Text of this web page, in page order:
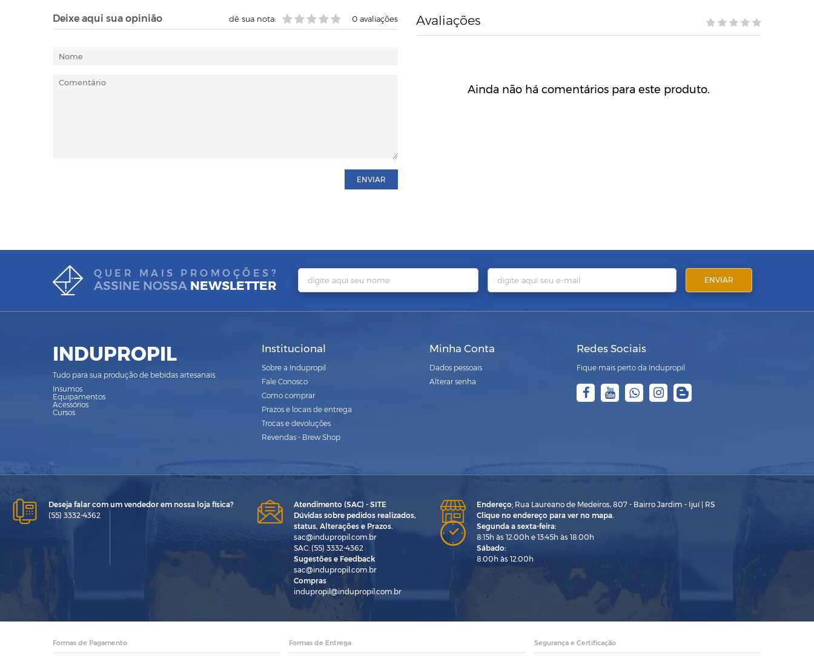
Deixe aqui sua opinião 0 avaliações
dê sua nota:
ENVIAR
Avaliações
Ainda não há comentários para este produto.
QUER MAIS PROMOÇÕES?
ASSINE NOSSA NEWSLETTER
INDUPROPIL
Tudo para sua produção de bebidas artesanais.
Insumos
Equipamentos
Acessórios
Cursos
Institucional
Sobre a Indupropil
Fale Conosco
Como comprar
Prazos e locais de entrega
Trocas e devoluções
Revendas - Brew Shop
Minha Conta
Dados pessoais
Alterar senha
Redes Sociais
Fique mais perto da Indupropil
Deseja falar com um vendedor em nossa loja física?
(55) 3332-4362
Atendimento (SAC) - SITE
Dúvidas sobre pedidos realizados,
status, Alterações e Prazos.
sac@indupropil.com.br
SAC: (55) 3332-4362
Sugestões e Feedback
sac@indupropil.com.br
Compras
indupropil@indupropil.com.br
Endereço: Rua Laureano de Medeiros, 807 - Bairro Jardim - Ijuí | RS
Clique no endereço para ver no mapa.
Segunda a sexta-feira:
8:15h às 12:00h e 13:45h às 18:00h
Sábado:
8:00h às 12:00h
Formas de Pagamento Formas de Entrega Segurança e Certificação